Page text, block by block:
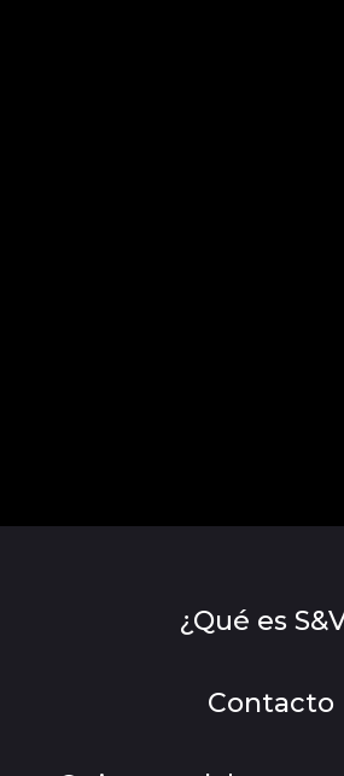
¿Qué es
Contacto